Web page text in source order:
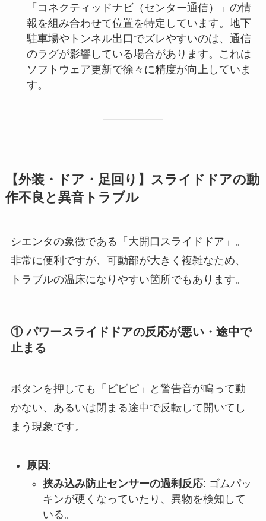
「コネクティッドナビ（センター通信）」の情
報を組み合わせて位置を特定しています。地下
駐車場やトンネル出口でズレやすいのは、通信
のラグが影響している場合があります。これは
ソフトウェア更新で徐々に精度が向上していま
す。
【外装・ドア・足回り】スライドドアの動
作不良と異音トラブル
シエンタの象徴である「大開口スライドドア」。
非常に便利ですが、可動部が大きく複雑なため、
トラブルの温床になりやすい箇所でもあります。
① パワースライドドアの反応が悪い・途中で
止まる
ボタンを押しても「ピピピ」と警告音が鳴って動
かない、あるいは閉まる途中で反転して開いてし
まう現象です。
原因 :
挟み込み防止センサーの過剰反応: ゴムパッ
キンが硬くなっていたり、異物を検知して
いる。